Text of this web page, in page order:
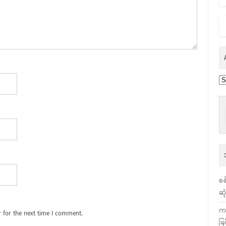
for the next time I comment.
စ
ဆုံ